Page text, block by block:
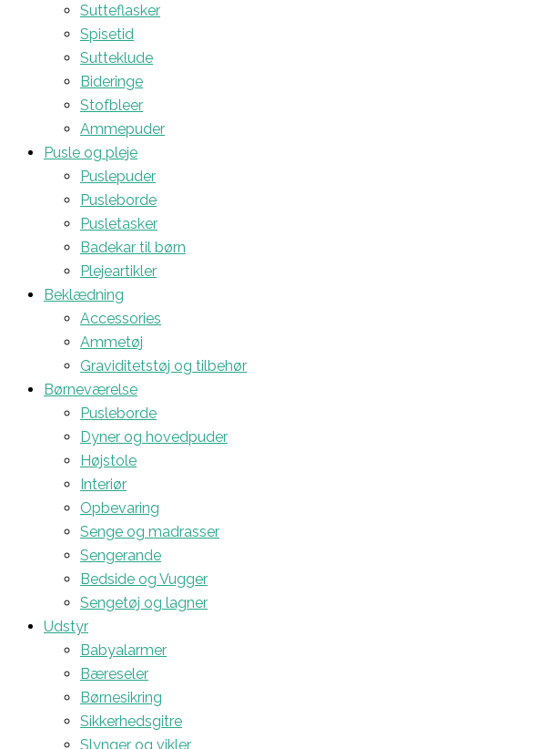
Sutteflasker
Spisetid
Sutteklude
Bideringe
Stofbleer
Ammepuder
Pusle og pleje
Puslepuder
Pusleborde
Pusletasker
Badekar til børn
Plejeartikler
Beklædning
Accessories
Ammetøj
Graviditetstøj og tilbehør
Børneværelse
Pusleborde
Dyner og hovedpuder
Højstole
Interiør
Opbevaring
Senge og madrasser
Sengerande
Bedside og Vugger
Sengetøj og lagner
Udstyr
Babyalarmer
Bæreseler
Børnesikring
Sikkerhedsgitre
Slynger og vikler